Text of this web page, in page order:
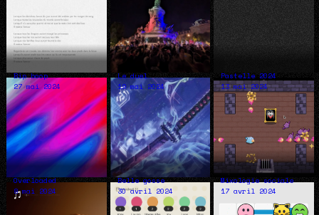
Bip boop
27 mai 2024
Le duel
19 mai 2024
Pastelle 2024
13 mai 2024
Overloaded
8 mai 2024
Belle gosse
30 avril 2024
Mixologie sociale
17 avril 2024